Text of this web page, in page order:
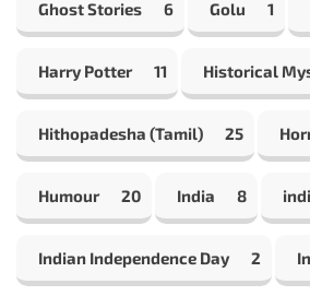
Ghost Stories 6 Golu 1
Harry Potter 11 Historical
Hithopadesha (Tamil) 25
Humour 20 India 8
Indian Independence Day 2